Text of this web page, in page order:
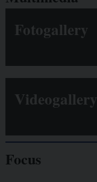
Fotogallery
Videogallery
Focus